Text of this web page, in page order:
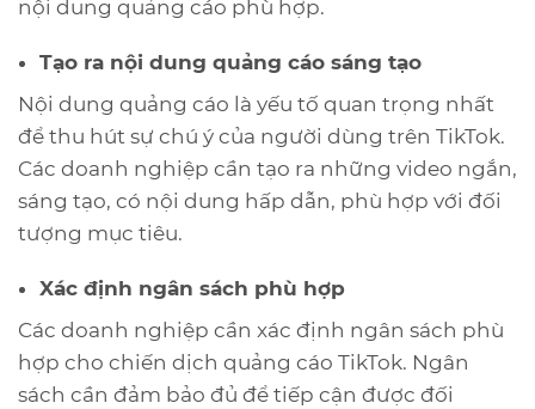
nội dung quảng cáo phù hợp.
Tạo ra nội dung quảng cáo sáng tạo
Nội dung quảng cáo là yếu tố quan trọng nhất
để thu hút sự chú ý của người dùng trên TikTok.
Các doanh nghiệp cần tạo ra những video ngắn,
sáng tạo, có nội dung hấp dẫn, phù hợp với đối
tượng mục tiêu.
Xác định ngân sách phù hợp
Các doanh nghiệp cần xác định ngân sách phù
hợp cho chiến dịch quảng cáo TikTok. Ngân
sách cần đảm bảo đủ để tiếp cận được đối